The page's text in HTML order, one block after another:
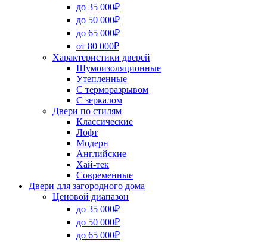
до 35 000₽
до 50 000₽
до 65 000₽
от 80 000₽
Характеристики дверей
Шумоизоляционные
Утепленные
С терморазрывом
С зеркалом
Двери по стилям
Классические
Лофт
Модерн
Английские
Хай-тек
Современные
Двери для загородного дома
Ценовой диапазон
до 35 000₽
до 50 000₽
до 65 000₽